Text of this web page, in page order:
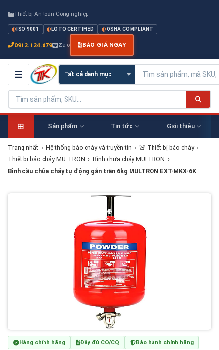
Thiết bị An toàn Công nghiệp
ISO 9001 LOTO CERTIFIED OSHA COMPLIANT
0912.124.679 Zalo BÁO GIÁ NGAY
Sản phẩm Tin tức Giới thiệu
Trang nhất › Hệ thống báo cháy và truyền tin › 🚨 Thiết bị báo cháy ›
Thiết bị báo cháy MULTRON › Bình chữa cháy MULTRON ›
Bình cầu chữa cháy tự động gắn trần 6kg MULTRON EXT-MKX-6K
Hàng chính hãng Đầy đủ CO/CQ Bảo hành chính hãng